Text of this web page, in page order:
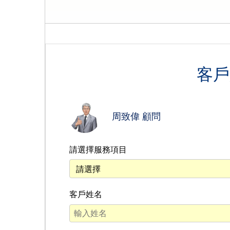
客
周致偉 顧問
請選擇服務項目
客戶姓名